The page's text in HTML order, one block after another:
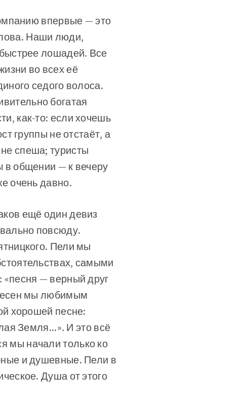
впервые — это
Наши люди,
лошадей. Все
во всех её
седого волоса.
богатая
как-то: если хочешь
группы не отстаёт, а
спеша; туристы
в общении — к вечеру
очень давно.
ещё один девиз
повсюду.
Пели мы
самыми
«песня — верный друг
мы любимым
хорошей песне:
Земля...». И это всё
мы начали только ко
и душевные. Пели в
Душа от этого